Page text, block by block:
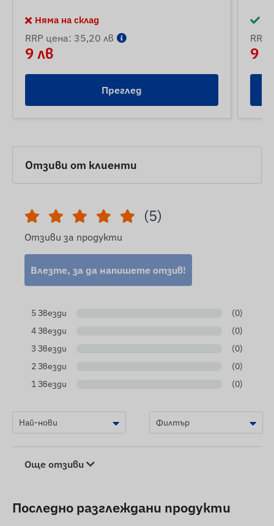
Няма на склад
RRP цена: 35,20 лв
9 лв
Преглед
RRP
9
Отзиви от клиенти
(5)
Отзиви за продукти
Влезте, за да напишете отзив!
5 Звезди
(0)
4 Звезди
(0)
3 Звезди
(0)
2 Звезди
(0)
1 Звезди
(0)
Още отзиви
Последно разглеждани продукти